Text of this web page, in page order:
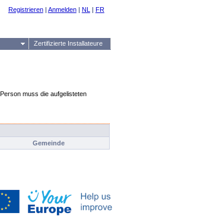
Registrieren| Anmelden| NL | FR
Zertifizierte Installateure
muss die aufgelisteten
Gemeinde